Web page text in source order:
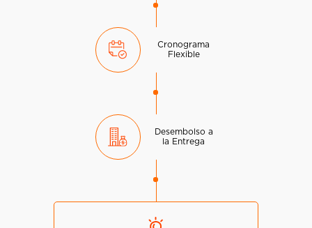
Cronograma
Flexible
Desembolso a
la Entrega